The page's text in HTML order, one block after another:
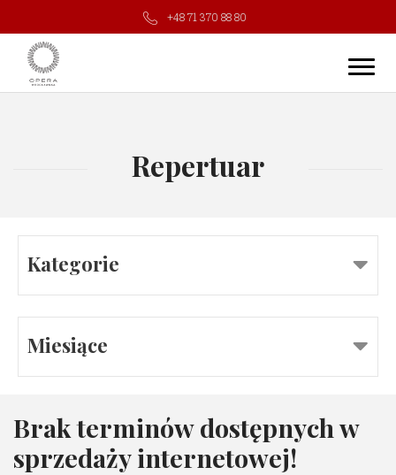
+48 71 370 88 80
Repertuar
Kategorie
Miesiące
Brak terminów dostępnych w
sprzedaży internetowej!